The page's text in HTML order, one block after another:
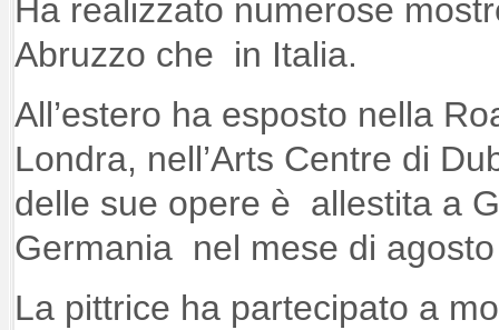
Ha realizzato numerose
Abruzzo che in Italia.
All’estero ha esposto nella
Londra, nell’Arts Centre di
delle sue opere è allestita a
Germania nel mese di
La pittrice ha partecipato a